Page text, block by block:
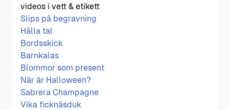
videos i vett & etikett
Slips på begravning
Hålla tal
Bordsskick
Barnkalas
Blommor som present
När är Halloween?
Sabrera Champagne
Vika ficknäsduk